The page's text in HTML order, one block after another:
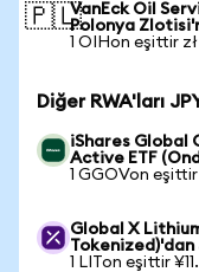
🇵🇱VanEck Oil
Polonya
1 OIHon eşittir zł
Diğer RWA'ları
iShares Global
Active ETF
1 GGOVon
Global X
Tokenized)'dan
1 LITon eşittir